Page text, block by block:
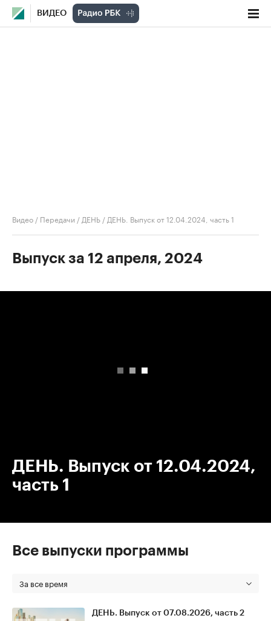
ВИДЕО
Видео / Передачи / ДЕНЬ / ДЕНЬ. Выпуск от 12.04.2024, часть 1
Выпуск за 12 апреля, 2024
ДЕНЬ. Выпуск от 12.04.2024,
часть 1
Все выпуски программы
За все время
ДЕНЬ. Выпуск от 07.08.2026, часть 2